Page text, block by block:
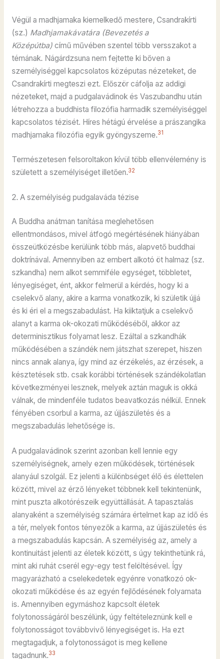
Végül a madhjamaka kiemelkedő mestere, Csandrakírti
(sz.) Madhjamakávatára (Bevezetés a
Középútba)című művében szentel több versszakot a
témának. Nágárdzsuna nem fejtette ki bőven a
személyiséggel kapcsolatos középutas nézeteket, de
Csandrakírti megteszi ezt. Először cáfolja az addigi
nézeteket, majd a pudgalavádinok és Vaszubandhu után
létrehozza a buddhista filozófia harmadik személyiséggel
kapcsolatos tézisét. Híres hétágú érvelése a prászangika
madhjamaka filozófia egyik gyöngyszeme.31
Természetesen felsoroltakon kívül több ellenvélemény is
született a személyiséget illetően.32
2. A személyiség pudgalaváda tézise
A Buddha anátman tanítása meglehetősen
ellentmondásos, mivel átfogó megértésének hiányában
összeütközésbe kerülünk több más, alapvető buddhai
doktrínával. Amennyiben az embert alkotó öt halmaz (sz.
szkandha) nem alkot semmiféle egységet, többletet,
lényegiséget, ént, akkor felmerül a kérdés, hogy ki a
cselekvő alany, akire a karma vonatkozik, ki születik újjá
és ki éri el a megszabadulást. Ha kiiktatjuk a cselekvő
alanyt a karma ok-okozati működéséből, akkor az
determinisztikus folyamat lesz. Ezáltal a szkandhák
működésében a szándék nem játszhat szerepet, hiszen
nincs annak alanya, így mind az érzékelés, az érzések, a
késztetések stb. csak korábbi történések szándékolatlan
következményei lesznek, melyek aztán maguk is okká
válnak, de mindenféle tudatos beavatkozás nélkül. Ennek
fényében csorbul a karma, az újjászületés és a
megszabadulás lehetősége is.
A pudgalavádinok szerint azonban kell lennie egy
személyiségnek, amely ezen működések, történések
alanyául szolgál. Ez jelenti a különbséget élő és élettelen
között, mivel az érző lényeket többnek kell tekintenünk,
mint puszta alkotórészeik együttállását. A tapasztalás
alanyaként a személyiség számára értelmet kap az idő és
a tér, melyek fontos tényezők a karma, az újjászületés és
a megszabadulás kapcsán. A személyiség az, amely a
kontinuitást jelenti az életek között, s úgy tekinthetünk rá,
mint aki ruhát cserél egy-egy test felöltésével. Így
magyarázható a cselekedetek egyénre vonatkozó ok-
okozati működése és az egyén fejlődésének folyamata
is. Amennyiben egymáshoz kapcsolt életek
folytonosságáról beszélünk, úgy feltételeznünk kell e
folytonosságot továbbvivő lényegiséget is. Ha ezt
megtagadjuk, a folytonosságot is meg kellene
tagadnunk.33